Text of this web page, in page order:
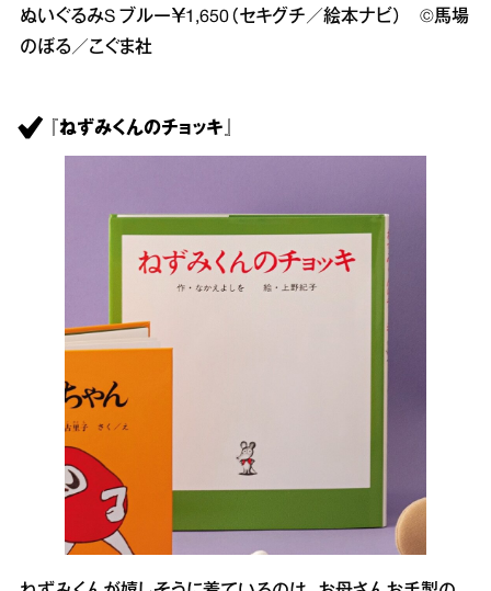
ぬいぐるみS ブルー￥1,650（セキグチ／絵本ナビ） ©馬場
のぼる／こぐま社
『ねずみくんのチョッキ』